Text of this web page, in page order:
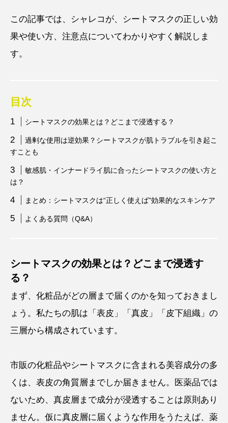
この記事では、シャレコが、シートマスクの正しい効
果や使い方、注意点についてわかりやすく解説しま
す。
目次
シートマスクの効果とは？どこまで浸透する？
過剰な使用は逆効果？シートマスクが肌トラブルを引き起こ
すことも
敏感肌・インナードライ肌に合ったシートマスクの使い方と
は？
まとめ：シートマスクは“正しく使えば”効果的なスキンケア
よくある質問（Q&A）
シートマスクの効果とは？どこまで浸透す
る？
まず、化粧品がどの層まで届くのかを知っておきまし
ょう。私たちの肌は「表皮」「真皮」「皮下組織」の
三層から構成されています。
市販の化粧品やシートマスクに含まれる美容成分の多
くは、表皮の角質層までしか届きません。医薬品では
ないため、真皮層まで成分が浸透することは原則あり
ません。仮に真皮層に届くような作用をうたえば、薬